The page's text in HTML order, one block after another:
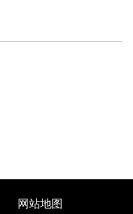
网站地图